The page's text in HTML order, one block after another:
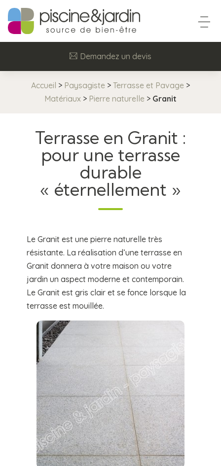
Demandez un devis
Accueil > Paysagiste > Terrasse et Pavage >
Matériaux > Pierre naturelle > Granit
Terrasse en Granit :
pour une terrasse
durable
« éternellement »
Le Granit est une pierre naturelle très
résistante. La réalisation d’une terrasse en
Granit donnera à votre maison ou votre
jardin un aspect moderne et contemporain.
Le Granit est gris clair et se fonce lorsque la
terrasse est mouillée.